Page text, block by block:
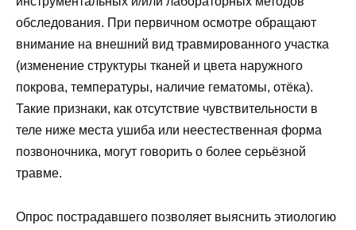
обследования. При первичном осмотре обращают
внимание на внешний вид травмированного участка
(изменение структуры тканей и цвета наружного
покрова, температуры, наличие гематомы, отёка).
Такие признаки, как отсутствие чувствительности в
теле ниже места ушиба или неестественная форма
позвоночника, могут говорить о более серьёзной
травме.
Опрос пострадавшего позволяет выяснить этиологию